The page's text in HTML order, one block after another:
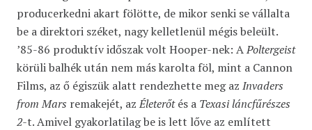
producerkedni akart fölötte, de mikor senki se vállalta
be a direktori széket, nagy kelletlenül mégis beleült.
’85-86 produktív időszak volt Hooper-nek: APoltergeist
körüli balhék után nem más karolta föl, mint a Cannon
Films, az ő égiszük alatt rendezhette meg az Invaders
from Mars remakejét, azÉleterőtés a Texasi láncfűrészes
2-t. Amivel gyakorlatilag be is lett lőve az említett